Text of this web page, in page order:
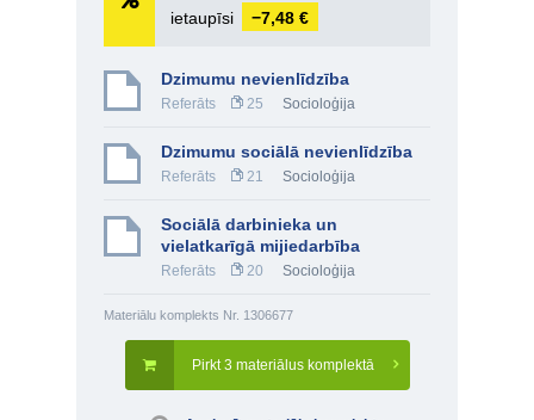
ietaupīsi
−7,48 €
Dzimumu nevienlīdzība
Referāts 25 Socioloģija
Dzimumu sociālā nevienlīdzība
Referāts 21 Socioloģija
Sociālā darbinieka un
vielatkarīgā mijiedarbība
Referāts 20 Socioloģija
Materiālu komplekts Nr. 1306677
Pirkt 3 materiālus komplektā